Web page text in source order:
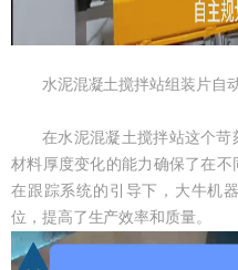
水泥混凝土搅拌站组装片自
在水泥混凝土搅拌站这个苛
材料厚度变化的能力确保了在不
在跟踪系统的引导下，大牛机
位，提高了生产效率和质量。